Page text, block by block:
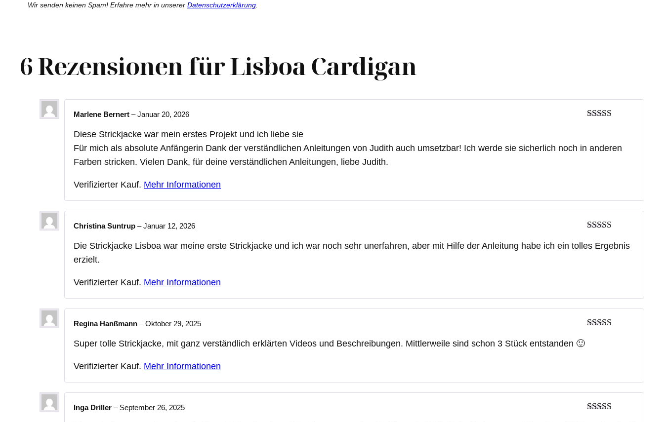
Wir senden keinen Spam! Erfahre mehr in unserer Datenschutzerklärung
6 Rezensionen fürLisboa Cardigan
Marlene Bernert – Januar 20, 2026
Diese Strickjacke war mein erstes Projekt und ich liebe sie
Für mich als absolute Anfängerin Dank der verständlichen Anleitungen von Judith auch umsetzbar! Ich werde sie sicherlich noch in anderen
Farben stricken. Vielen Dank, für deine verständlichen Anleitungen, liebe Judith.
Verifizierter Kauf. Mehr Informationen
5von 5
Christina Suntrup – Januar 12, 2026
Die Strickjacke Lisboa war meine erste Strickjacke und ich war noch sehr unerfahren, aber mit Hilfe der Anleitung habe ich ein tolles Ergebnis
erzielt.
Verifizierter Kauf. Mehr Informationen
Regina Hanßmann – Oktober 29, 2025
Super tolle Strickjacke, mit ganz verständlich erklärten Videos und Beschreibungen. Mittlerweile sind schon 3 Stück entstanden 🙂
Verifizierter Kauf. Mehr Informationen
Inga Driller – September 26, 2025